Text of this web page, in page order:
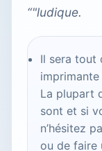
“"ludique.
Il sera tout
La plupart
sont et si
n’hésitez
ou de faire